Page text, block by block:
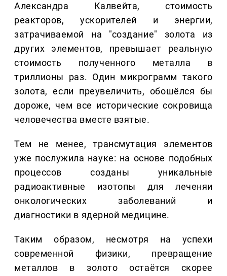
Александра Калвейта, стоимость
реакторов, ускорителей и энергии,
затрачиваемой на "создание" золота из
других элементов, превышает реальную
стоимость полученного металла в
триллионы раз. Один микрограмм такого
золота, если преувеличить, обошёлся бы
дороже, чем все исторические сокровища
человечества вместе взятые.
Тем не менее, трансмутация элементов
уже послужила науке: на основе подобных
процессов созданы уникальные
радиоактивные изотопы для леченяи
онкологических заболеваний и
диагностики в ядерной медицине.
Таким образом, несмотря на успехи
современной физики, превращение
металлов в золото остаётся скорее